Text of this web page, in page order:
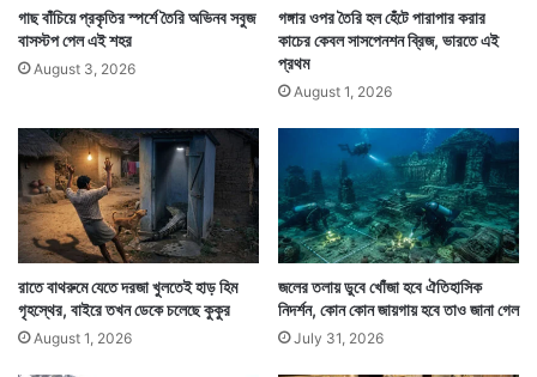
গাছ বাঁচিয়ে প্রকৃতির স্পর্শে তৈরি অভিনব সবুজ
বাসস্টপ পেল এই শহর
August 3, 2026
গঙ্গার ওপর তৈরি হল হেঁটে পারাপার করার
কাচের কেবল সাসপেনশন ব্রিজ, ভারতে এই
প্রথম
August 1, 2026
রাতে বাথরুমে যেতে দরজা খুলতেই হাড় হিম
গৃহস্থের, বাইরে তখন ডেকে চলেছে কুকুর
August 1, 2026
জলের তলায় ডুবে খোঁজা হবে ঐতিহাসিক
নিদর্শন, কোন কোন জায়গায় হবে তাও জানা গেল
July 31, 2026